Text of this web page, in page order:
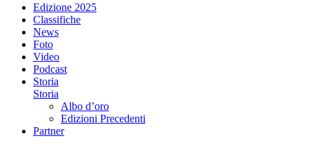
Edizione 2025
Classifiche
News
Foto
Video
Podcast
Storia
Storia
Albo d’oro
Edizioni Precedenti
Partner